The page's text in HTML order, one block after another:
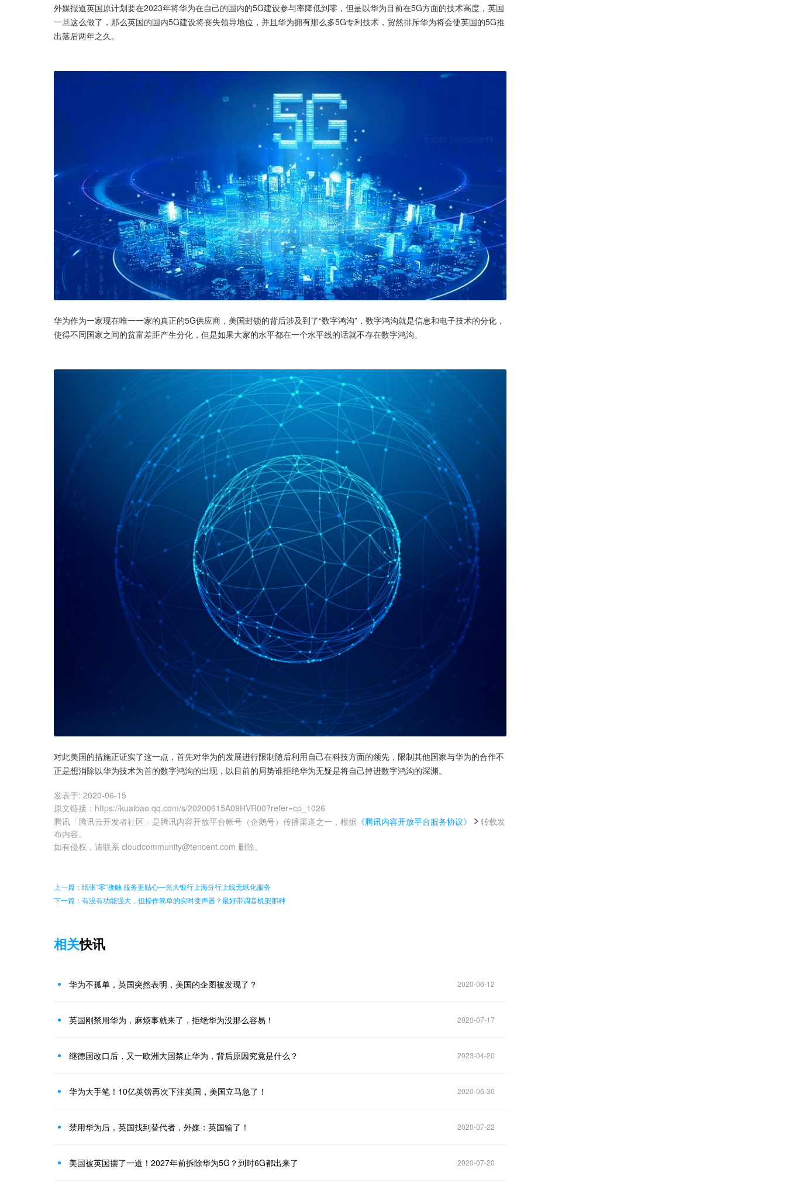
外媒报道英国原计划要在2023年将华为在自己的国内的5G建设参与率降低到零，但是以华为目前在5G方面的技术高度，英国
一旦这么做了，那么英国的国内5G建设将丧失领导地位，并且华为拥有那么多5G专利技术，贸然排斥华为将会使英国的5G推
出落后两年之久。
华为作为一家现在唯一一家的真正的5G供应商，美国封锁的背后涉及到了“数字鸿沟”，数字鸿沟就是信息和电子技术的分化，
使得不同国家之间的贫富差距产生分化，但是如果大家的水平都在一个水平线的话就不存在数字鸿沟。
对此美国的措施正证实了这一点，首先对华为的发展进行限制随后利用自己在科技方面的领先，限制其他国家与华为的合作不
正是想消除以华为技术为首的数字鸿沟的出现，以目前的局势谁拒绝华为无疑是将自己掉进数字鸿沟的深渊。
发表于: 2020-06-15
原文链接 ： https://kuaibao.qq.com/s/20200615A09HVR00?refer=cp_1026
腾讯「腾讯云开发者社区」是腾讯内容开放平台帐号（企鹅号）传播渠道之一，根据 《腾讯内容开放平台服务协议》
转载发
布内容。
如有侵权，请联系 cloudcommunity@tencent.com 删除。
上一篇：纸张“零”接触 服务更贴心—光大银行上海分行上线无纸化服务
下一篇：有没有功能强大，但操作简单的实时变声器？最好带调音机架那种
相关快讯
华为不孤单，英国突然表明，美国的企图被发现了？ 2020-06-12
英国刚禁用华为，麻烦事就来了，拒绝华为没那么容易！ 2020-07-17
继德国改口后，又一欧洲大国禁止华为，背后原因究竟是什么？ 2023-04-20
华为大手笔！10亿英镑再次下注英国，美国立马急了！ 2020-06-30
禁用华为后，英国找到替代者，外媒：英国输了！ 2020-07-22
美国被英国摆了一道！2027年前拆除华为5G？到时6G都出来了 2020-07-20